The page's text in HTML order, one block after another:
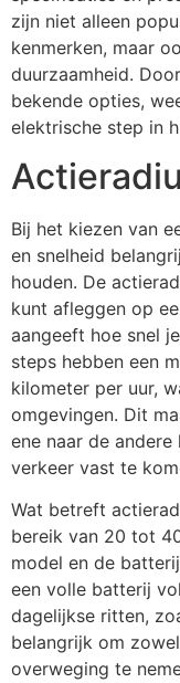
zijn niet alleen
kenmerken, maar
duurzaamheid.
bekende opties,
elektrische step in
Bij het kiezen van
en snelheid
houden. De
kunt afleggen op
aangeeft hoe snel
steps hebben een
kilometer per uur,
omgevingen. Dit
ene naar de
verkeer vast te
Wat betreft
bereik van 20 tot
model en de
een volle batterij
dagelijkse ritten,
belangrijk om
overweging te